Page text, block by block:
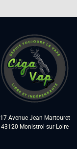
17 Avenue Jean Martouret
43120 Monistrol-sur-Loire